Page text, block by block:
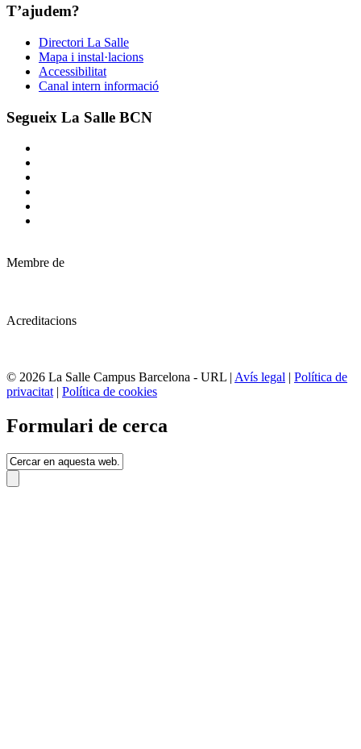
T’ajudem?
Directori La Salle
Mapa i instal·lacions
Accessibilitat
Canal intern informació
Segueix La Salle BCN
Membre de
Acreditacions
© 2026 La Salle Campus Barcelona - URL | Avís legal | Política de
privacitat | Política de cookies
Formulari de cerca